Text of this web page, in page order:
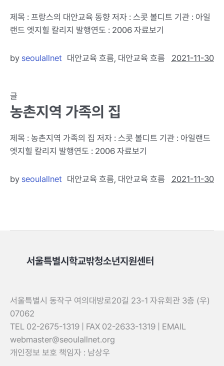
제목 : 프랑스의 대안교육 동향 저자 : 스콧 볼디트 기관 : 아일
랜드 엣지힐 칼리지 발행연도 : 2006 자료보기
2021-11-30
by seoulallnet 대안교육 흐름, 대안교육 흐름
글
농촌지역 가족의 집
제목 : 농촌지역 가족의 집 저자 : 스콧 볼디트 기관 : 아일랜드
엣지힐 칼리지 발행연도 : 2006 자료보기
2021-11-30
by seoulallnet 대안교육 흐름, 대안교육 흐름
서울특별시학교밖청소년지원센터
서울특별시 동작구 여의대방로20길 23-1 자유회관 3층 (우)
07062
TEL 02-2675-1319 | FAX 02-2633-1319 | EMAIL
webmaster@seoulallnet.org
개인정보 보호 책임자 : 남상우